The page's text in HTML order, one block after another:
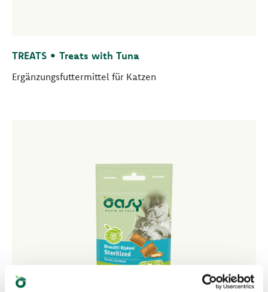
TREATS • Treats with Tuna
Ergänzungsfuttermittel für Katzen